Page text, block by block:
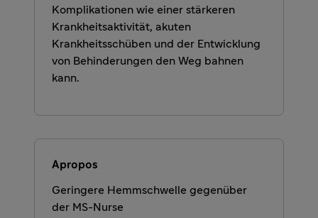
Komplikationen wie einer stärkeren
Krankheitsaktivität, akuten
Krankheitsschüben und der Entwicklung
von Behinderungen den Weg bahnen
kann.
Apropos
Geringere Hemmschwelle gegenüber
der MS-Nurse